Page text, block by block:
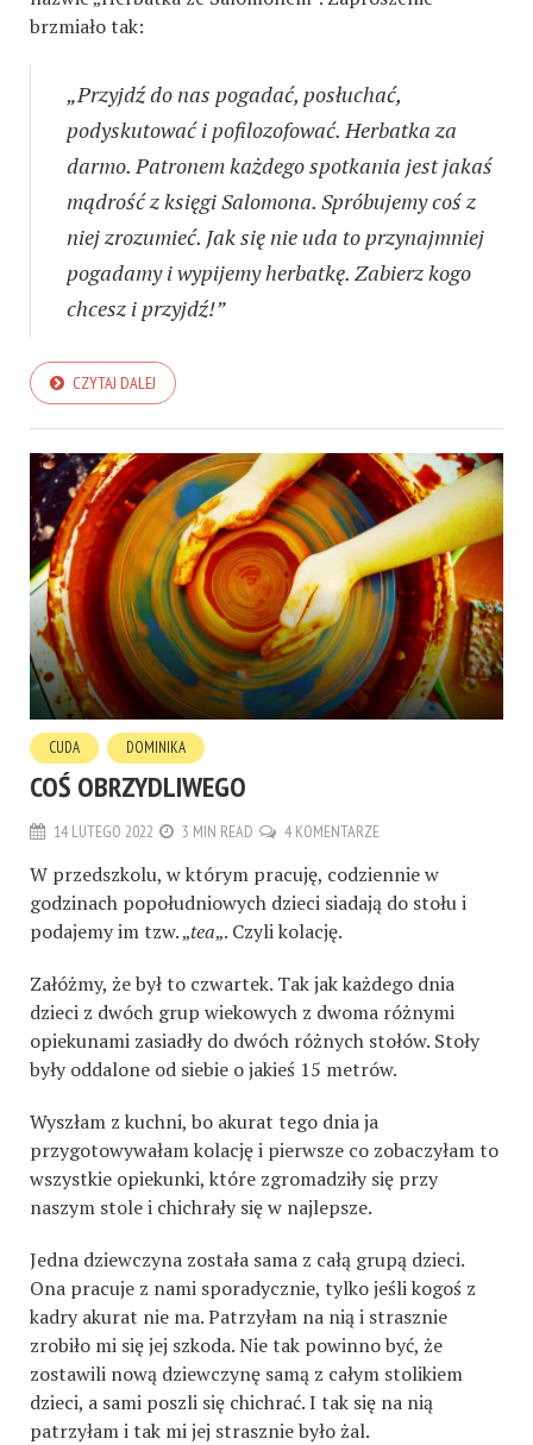
brzmiało tak:
„Przyjdź do nas pogadać, posłuchać,
podyskutować i pofilozofować. Herbatka za
darmo. Patronem każdego spotkania jest jakaś
mądrość z księgi Salomona. Spróbujemy coś z
niej zrozumieć. Jak się nie uda to przynajmniej
pogadamy i wypijemy herbatkę. Zabierz kogo
chcesz i przyjdź!”
CZYTAJ DALEJ
CUDA DOMINIKA
COŚ OBRZYDLIWEGO
14 LUTEGO 2022 3 MIN READ 4 KOMENTARZE
W przedszkolu, w którym pracuję, codziennie w
godzinach popołudniowych dzieci siadają do stołu i
podajemy im tzw. „tea„. Czyli kolację.
Załóżmy, że był to czwartek. Tak jak każdego dnia
dzieci z dwóch grup wiekowych z dwoma różnymi
opiekunami zasiadły do dwóch różnych stołów. Stoły
były oddalone od siebie o jakieś 15 metrów.
Wyszłam z kuchni, bo akurat tego dnia ja
przygotowywałam kolację i pierwsze co zobaczyłam to
wszystkie opiekunki, które zgromadziły się przy
naszym stolei chichrały się w najlepsze.
Jedna dziewczyna została sama z całą grupą dzieci.
Ona pracuje z nami sporadycznie, tylko jeśli kogoś z
kadry akurat nie ma. Patrzyłam na nią i strasznie
zrobiło mi się jej szkoda. Nie tak powinno być, że
zostawili nową dziewczynę samą z całym stolikiem
dzieci, a sami poszli się chichrać. I tak się na nią
patrzyłam i tak mi jej strasznie było żal.